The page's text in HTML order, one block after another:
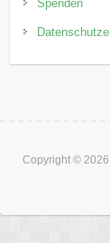
Spenden
Copyright © 2026